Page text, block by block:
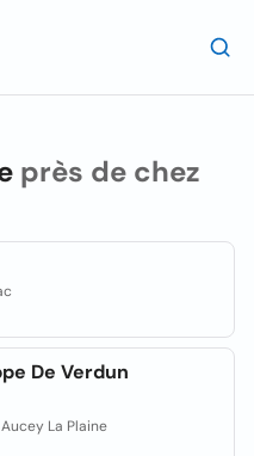
près de chez
De Verdun
La Plaine